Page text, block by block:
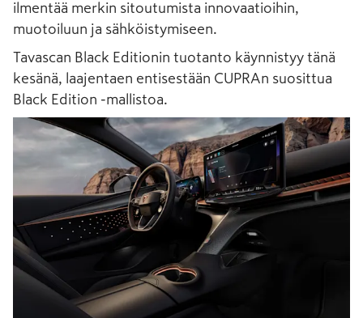
ilmentää merkin sitoutumista innovaatioihin,
muotoiluun ja sähköistymiseen.
Tavascan Black Editionin tuotanto käynnistyy tänä
kesänä, laajentaen entisestään CUPRAn suosittua
Black Edition -mallistoa.